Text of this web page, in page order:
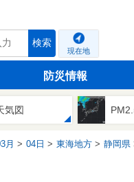
検索
現在地
防災情報
気図
月 04日 東海地方 静岡県